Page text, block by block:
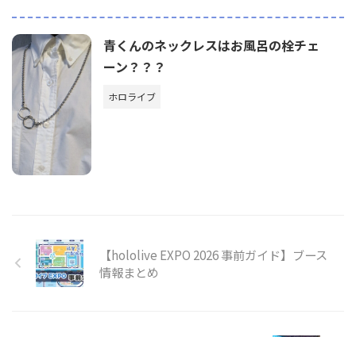
青くんのネックレスはお風呂の栓チェ
ーン？？？
ホロライブ
【hololive EXPO 2026 事前ガイド】ブース
情報まとめ